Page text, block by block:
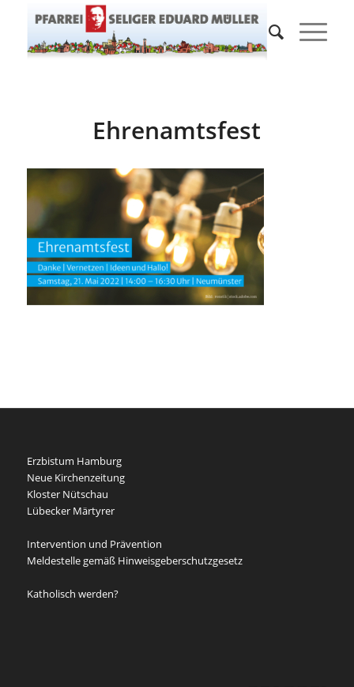
Ehrenamtsfest
Erzbistum Hamburg
Neue Kirchenzeitung
Kloster Nütschau
Lübecker Märtyrer
Intervention und Prävention
Meldestelle gemäß Hinweisgeberschutzgesetz
Katholisch werden?